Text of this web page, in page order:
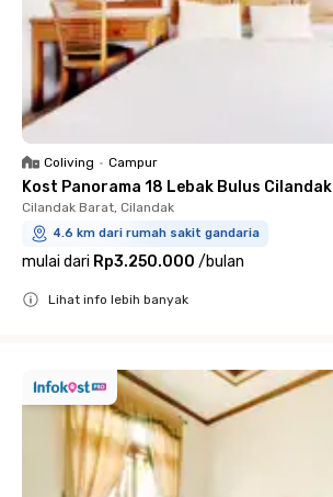
Coliving • Campur
Kost Panorama 18 Lebak Bulus Cilandak
Cilandak Barat, Cilandak
4.6 km dari rumah sakit gandaria
mulai dari Rp3.250.000 /bulan
Lihat info lebih banyak